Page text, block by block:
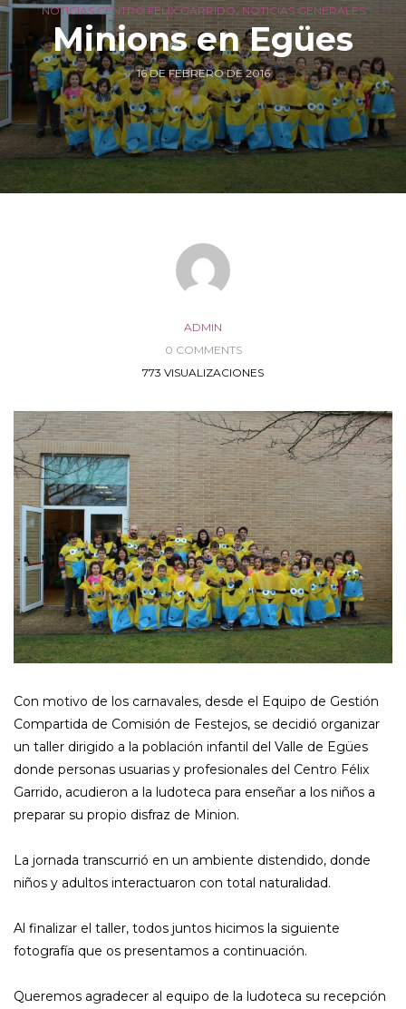
NOTICIAS CENTRO FÉLIX GARRIDO, NOTICIAS GENERALES
Minions en Egües
16 DE FEBRERO DE 2016
ADMIN
0 COMMENTS
773 VISUALIZACIONES
Con motivo de los carnavales, desde el Equipo de Gestión
Compartida de Comisión de Festejos, se decidió organizar
un taller dirigido a la población infantil del Valle de Egües
donde personas usuarias y profesionales del Centro Félix
Garrido, acudieron a la ludoteca para enseñar a los niños a
preparar su propio disfraz de Minion.
La jornada transcurrió en un ambiente distendido, donde
niños y adultos interactuaron con total naturalidad.
Al finalizar el taller, todos juntos hicimos la siguiente
fotografía que os presentamos a continuación.
Queremos agradecer al equipo de la ludoteca su recepción